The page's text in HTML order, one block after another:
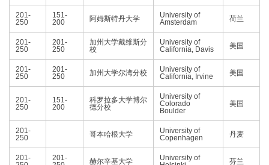
201-
250
151-
200
阿姆斯特丹大学
University of
Amsterdam
荷兰
201-
250
201-
250
加州大学戴维斯分
校
University of
California, Davis
美国
201-
250
201-
250
加州大学尔湾分校
University of
California, Irvine
美国
201-
250
151-
200
科罗拉多大学博尔
德分校
University of
Colorado
Boulder
美国
201-
250
哥本哈根大学
University of
Copenhagen
丹麦
201-
201-
赫尔辛基大学
University of
芬兰